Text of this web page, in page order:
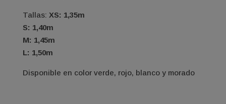
Tallas: XS: 1,35m
S: 1,40m
M: 1,45m
L: 1,50m
Disponible en color verde, rojo, blanco y morado